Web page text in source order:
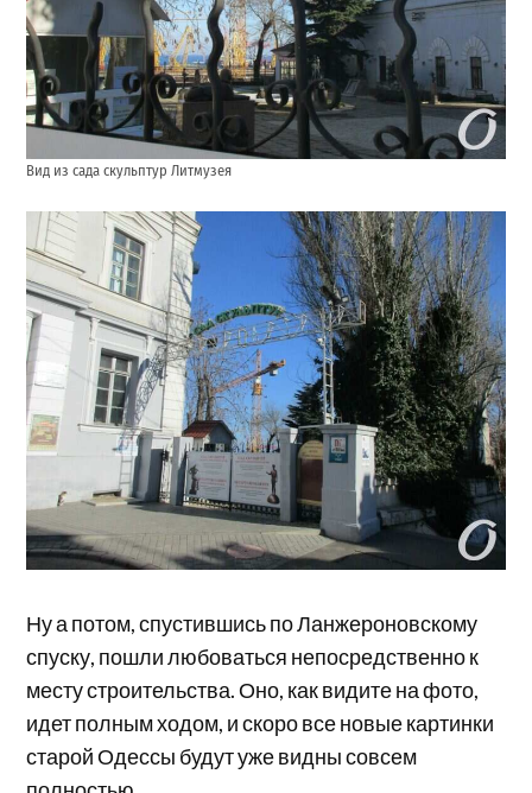
Вид из сада скульптур Литмузея
Ну а потом, спустившись по Ланжероновскому
спуску, пошли любоваться непосредственно к
месту строительства. Оно, как видите на фото,
идет полным ходом, и скоро все новые картинки
старой Одессы будут уже видны совсем